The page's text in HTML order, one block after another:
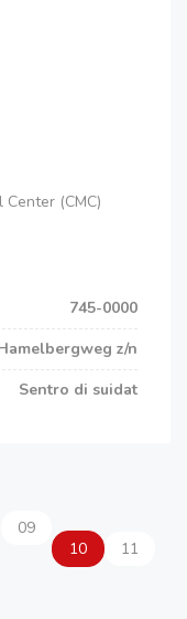
(CMC)
745-0000
Hamelbergweg z/n
Sentro di suidat
09
10
11